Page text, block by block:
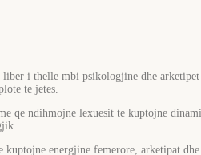
liber i thelle mbi psikologjine dhe
te jetes.
ndihmojne lexuesit te kuptojne
kuptojne energjine femerore, arketipat